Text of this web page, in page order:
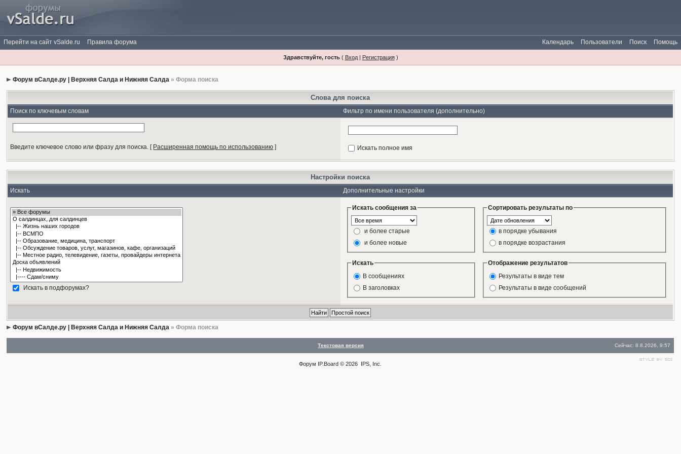
Перейти на сайт vSalde.ru Правила форума Помощь
Поиск
Пользователи
Календарь
Здравствуйте, гость( Вход| Регистрация)
Форум вСалде.ру | Верхняя Салда и Нижняя Салда » Форма поиска
Слова для поиска
Поиск по ключевым словам Фильтр по имени пользователя (дополнительно)
Введите ключевое слово или фразу для поиска. [ Расширенная помощь по использованию ] Искать полное имя
Настройки поиска
Искать Дополнительные настройки
Искать в подфорумах?
Искать сообщения за
и более старые
и более новые
Сортировать результаты по
в порядке убывания
в порядке возрастания
Искать
В сообщениях
В заголовках
Отображение результатов
Результаты в виде тем
Результаты в виде сообщений
Форум вСалде.ру | Верхняя Салда и Нижняя Салда » Форма поиска
Текстовая версия Сейчас: 8.8.2026, 9:57
Форум IP.Board © 2026 IPS, Inc